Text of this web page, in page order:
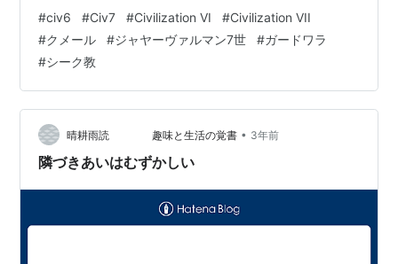
ります。。 それはそれとして… 「弓兵強い」 結局弓兵強
かった civ6は別名「弓兵ゲー」 弓兵が強すぎてそれ一択
になってしまう世界観、ゲーム性は拡張パックが入って
も健在でした オーストラリアに宣戦布告されてやる気が
失せち…
#civ6 #Civ7 #Civilization VI #Civilization VII
#クメール #ジャヤーヴァルマン7世 #ガードワラ
#シーク教
晴耕雨読 趣味と生活の覚書 • 3年前
隣づきあいはむずかしい